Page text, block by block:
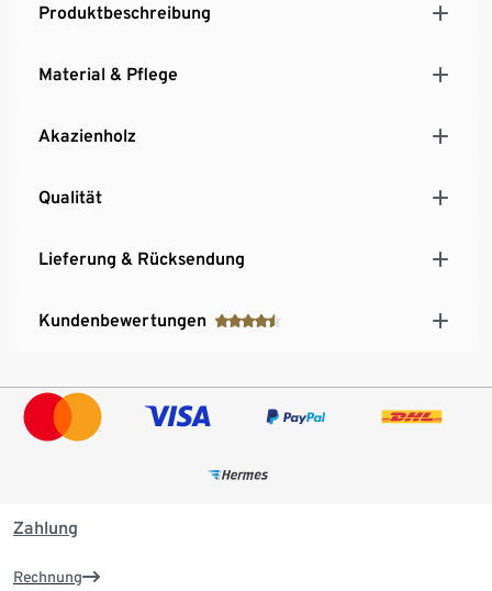
Produktbeschreibung
Material & Pflege
Akazienholz
Qualität
Lieferung & Rücksendung
Kundenbewertungen
Zahlung
Rechnung